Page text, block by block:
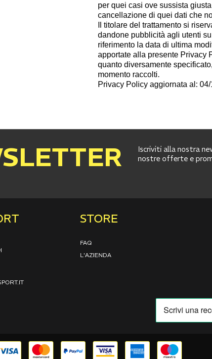
per quei casi ove sussista
cancellazione di quei dati che
Il titolare del trattamento si
dandone pubblicità agli utenti
riferimento la data di ultima
apportate alla presente Privacy
quanto diversamente
momento raccolti.
Privacy Policy aggiornata al:
Iscriviti alla nostra
nostre offerte e
STORE
FAQ
L'AZIENDA